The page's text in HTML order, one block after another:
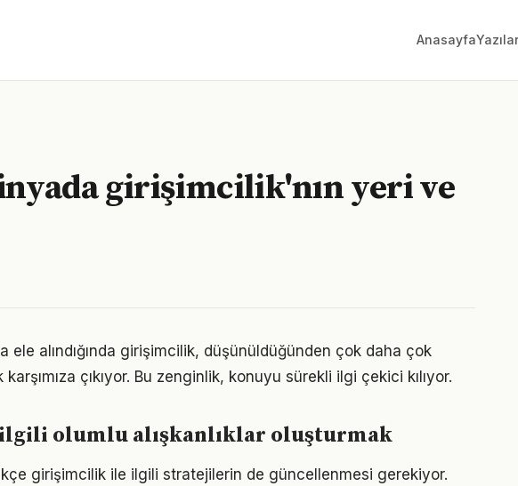
AnasayfaYazılar
girişimcilik'nın yeri ve
ele alındığında girişimcilik, düşünüldüğünden çok daha çok
çıkıyor. Bu zenginlik, konuyu sürekli ilgi çekici kılıyor.
olumlu alışkanlıklar oluşturmak
girişimcilik ile ilgili stratejilerin de güncellenmesi gerekiyor.